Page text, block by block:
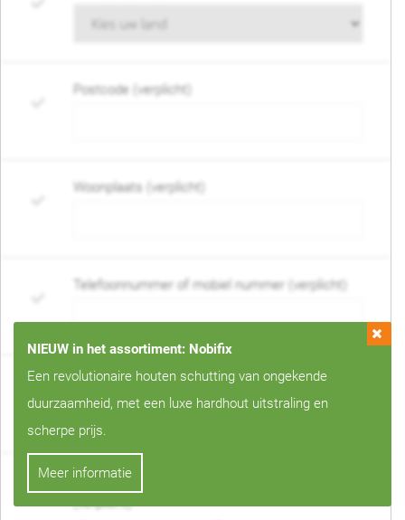
Postcode (verplicht)
Woonplaats (verplicht)
Telefoonnummer of mobiel nummer (verplicht)
E-mail adres (verplicht)
Wanneer mag de schutting geplaatst worden?
(verplicht)
NIEUW in het assortiment: Nobifix
Een revolutionaire houten schutting van ongekende
duurzaamheid, met een luxe hardhout uitstraling en
scherpe prijs.
Meer informatie